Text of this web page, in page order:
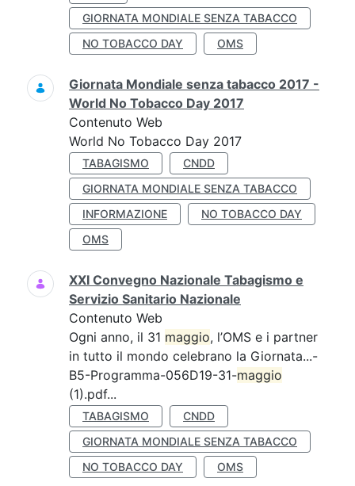
GIORNATA MONDIALE SENZA TABACCO
NO TOBACCO DAY
OMS
Giornata Mondiale senza tabacco 2017 -
World No Tobacco Day 2017
Contenuto Web
World No Tobacco Day 2017
TABAGISMO
CNDD
GIORNATA MONDIALE SENZA TABACCO
INFORMAZIONE
NO TOBACCO DAY
OMS
XXI Convegno Nazionale Tabagismo e
Servizio Sanitario Nazionale
Contenuto Web
Ogni anno, il 31 maggio, l’OMS e i partner
in tutto il mondo celebrano la Giornata...-
B5-Programma-056D19-31-maggio
(1).pdf...
TABAGISMO
CNDD
GIORNATA MONDIALE SENZA TABACCO
NO TOBACCO DAY
OMS